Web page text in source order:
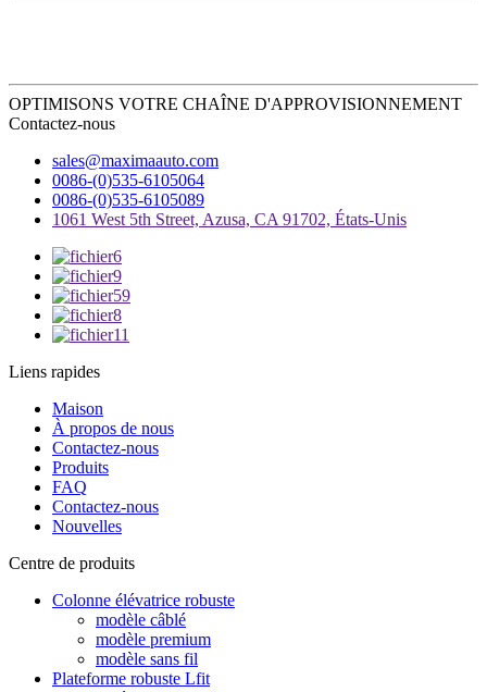
OPTIMISONS VOTRE CHAÎNE D'APPROVISIONNEMENT
Contactez-nous
sales@maximaauto.com
0086-(0)535-6105064
0086-(0)535-6105089
1061 West 5th Street, Azusa, CA 91702, États-Unis
Liens rapides
Maison
À propos de nous
Contactez-nous
Produits
FAQ
Contactez-nous
Nouvelles
Centre de produits
Colonne élévatrice robuste
modèle câblé
modèle premium
modèle sans fil
Plateforme robuste Lfit